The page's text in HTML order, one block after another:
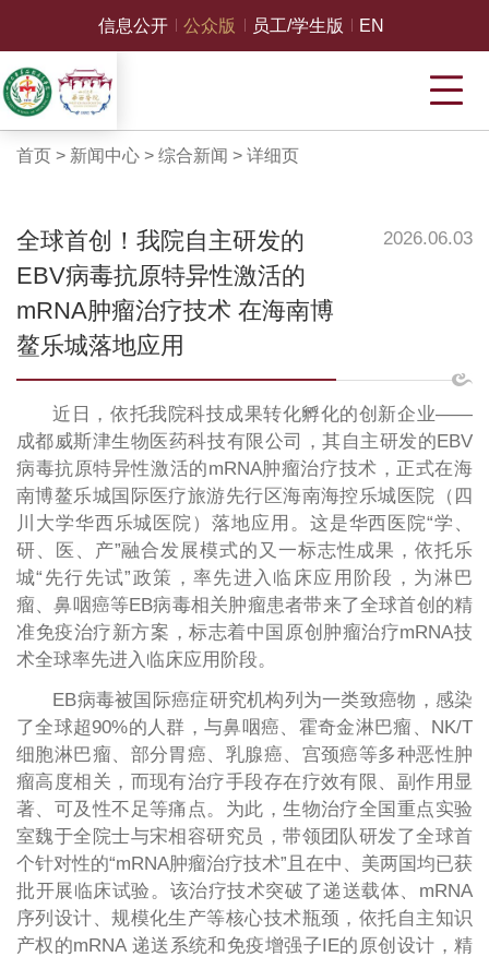
信息公开 公众版 员工/学生版 EN
首页 > 新闻中心> 综合新闻 > 详细页
全球首创！我院自主研发的
EBV病毒抗原特异性激活的
mRNA肿瘤治疗技术 在海南博
鳌乐城落地应用
2026.06.03
近日，依托我院科技成果转化孵化的创新企业——
成都威斯津生物医药科技有限公司，其自主研发的EBV
病毒抗原特异性激活的mRNA肿瘤治疗技术，正式在海
南博鳌乐城国际医疗旅游先行区海南海控乐城医院（四
川大学华西乐城医院）落地应用。这是华西医院“学、
研、医、产”融合发展模式的又一标志性成果，依托乐
城“先行先试”政策，率先进入临床应用阶段，为淋巴
瘤、鼻咽癌等EB病毒相关肿瘤患者带来了全球首创的精
准免疫治疗新方案，标志着中国原创肿瘤治疗mRNA技
术全球率先进入临床应用阶段。
EB病毒被国际癌症研究机构列为一类致癌物，感染
了全球超90%的人群，与鼻咽癌、霍奇金淋巴瘤、NK/T
细胞淋巴瘤、部分胃癌、乳腺癌、宫颈癌等多种恶性肿
瘤高度相关，而现有治疗手段存在疗效有限、副作用显
著、可及性不足等痛点。为此，生物治疗全国重点实验
室魏于全院士与宋相容研究员，带领团队研发了全球首
个针对性的“mRNA肿瘤治疗技术”且在中、美两国均已获
批开展临床试验。该治疗技术突破了递送载体、mRNA
序列设计、规模化生产等核心技术瓶颈，依托自主知识
产权的mRNA 递送系统和免疫增强子IE的原创设计，精